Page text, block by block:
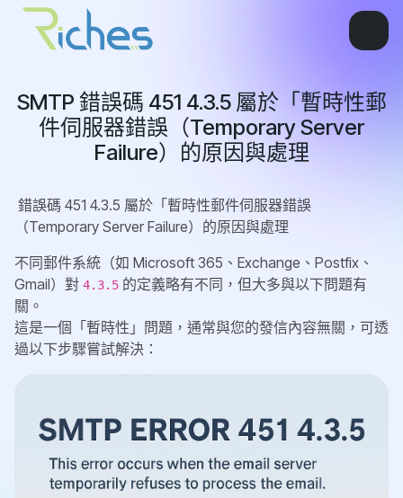
SMTP 錯誤碼 451 4.3.5 屬於「暫時性郵
件伺服器錯誤（Temporary Server
Failure）的原因與處理
錯誤碼 451 4.3.5 屬於「暫時性郵件伺服器錯誤
（Temporary Server Failure）的原因與處理
不同郵件系統（如 Microsoft 365、Exchange、Postfix、
Gmail）對 4.3.5 的定義略有不同，但大多與以下問題有
關。
這是一個「暫時性」問題，通常與您的發信內容無關，可透
過以下步驟嘗試解決：